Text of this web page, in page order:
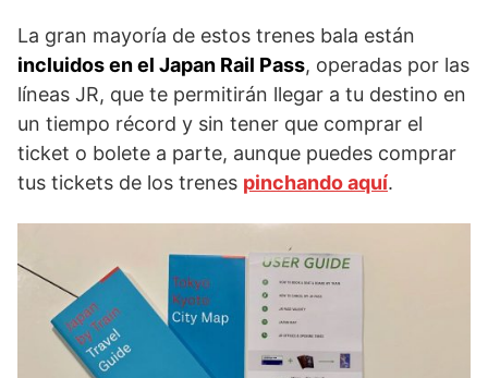
La gran mayoría de estos trenes bala están
incluidos en el Japan Rail Pass, operadas por las
líneas JR, que te permitirán llegar a tu destino en
un tiempo récord y sin tener que comprar el
ticket o bolete a parte, aunque puedes comprar
tus tickets de los trenes pinchando aquí.